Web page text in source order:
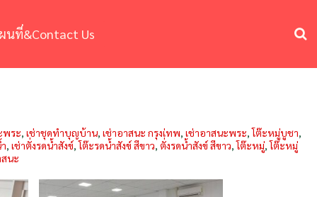
นที่&Contact Us
พระ,เช่าชุดทำบุญบ้าน,เช่าอาสนะ กรุงเ่ทพ,เช่าอาสนะพระ,โต๊ะหมู่บูชา,
,เช่าตั่งรดน้ำสังข์,โต๊ะรดน้ำสังข์ สีขาว,ตั่งรดน้ำสังข์ สีขาว,โต๊ะหมู่,โต๊ะหมู่
สนะ